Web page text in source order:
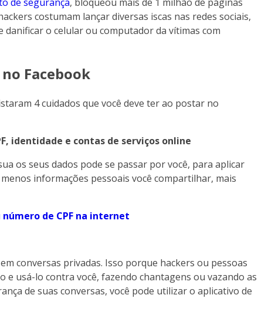
costumam lançar diversas iscas nas redes sociais,
o celular ou computador da vítimas com
Facebook
4 cuidados que você deve ter ao postar no
identidade e contas de serviços online
os seus dados pode se passar por você, para aplicar
informações pessoais você compartilhar, mais
de CPF na internet
conversas privadas. Isso porque hackers ou pessoas
usá-lo contra você, fazendo chantagens ou vazando as
de suas conversas, você pode utilizar o aplicativo de